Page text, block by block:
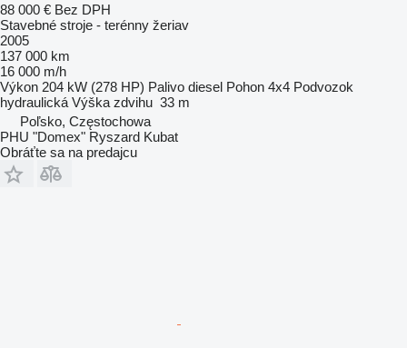
88 000 € Bez DPH
Stavebné stroje - terénny žeriav
2005
137 000 km
16 000 m/h
Výkon 204 kW (278 HP) Palivo diesel Pohon 4x4 Podvozok
hydraulická Výška zdvihu 33 m
Poľsko, Częstochowa
PHU "Domex" Ryszard Kubat
Obráťte sa na predajcu